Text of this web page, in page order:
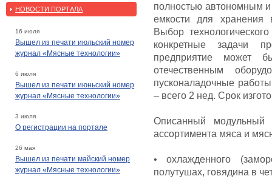
НОВОСТИ ПОРТАЛА
16 июля
Вышел из печати июльский номер
журнал «Мясные технологии»
6 июля
Вышел из печати июньский номер
журнал «Мясные технологии»
3 июля
О регистрации на портале
26 мая
Вышел из печати майский номер
журнал «Мясные технологии»
полностью автономным и
емкости для хранения
Выбор
конкретные задачи
предприятие может
отечественным
пусконаладочные
– всего 2 нед. Срок
Описанный модульный
ассортимента мяса и
• охлажденного
полутушах, говядина в